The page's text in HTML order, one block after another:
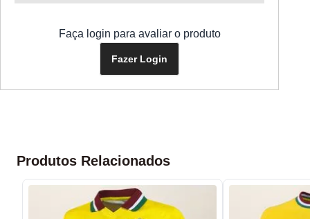
Faça login para avaliar o produto
Fazer Login
Produtos Relacionados